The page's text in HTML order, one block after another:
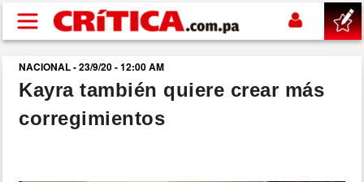
Pasar al contenido principal
buscar
SUCESOS
NACIONAL - 23/9/20 - 12:00 AM
Kayra también quiere crear más
corregimientos